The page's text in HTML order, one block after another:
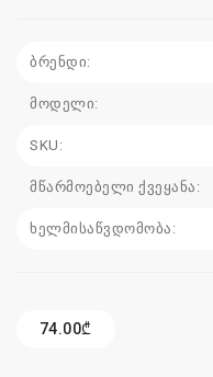
ბრენდი:
მოდელი:
SKU:
მწარმოებელი ქვეყანა:
ხელმისაწვდომობა:
74.00₾